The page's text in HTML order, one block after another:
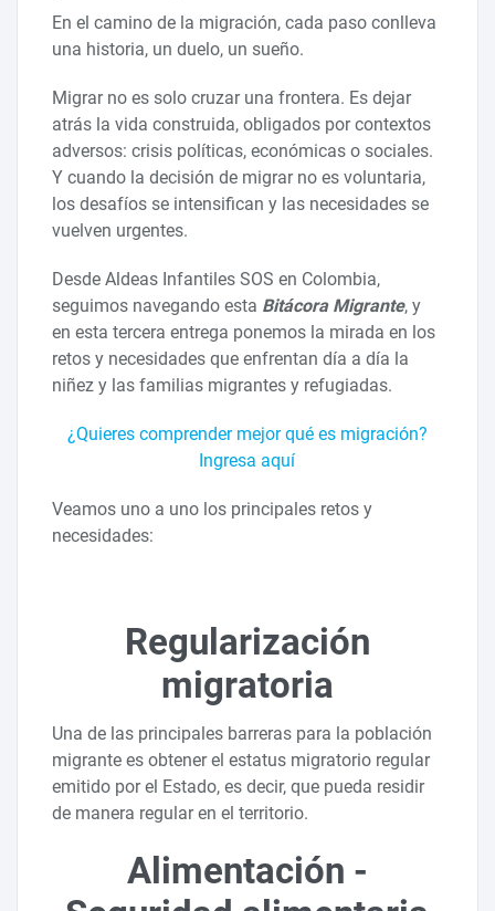
En el camino de la migración, cada paso conlleva
una historia, un duelo, un sueño.
Migrar no es solo cruzar una frontera. Es dejar
atrás la vida construida, obligados por contextos
adversos: crisis políticas, económicas o sociales.
Y cuando la decisión de migrar no es voluntaria,
los desafíos se intensifican y las necesidades se
vuelven urgentes.
Desde Aldeas Infantiles SOS en Colombia,
seguimos navegando esta Bitácora Migrante, y
en esta tercera entrega ponemos la mirada en los
retos y necesidades que enfrentan día a día la
niñez y las familias migrantes y refugiadas.
¿Quieres comprender mejor qué es migración?
Ingresa aquí
Veamos uno a uno los principales retos y
necesidades:
Regularización
migratoria
Una de las principales barreras para la población
migrante es obtener el estatus migratorio regular
emitido por el Estado, es decir, que pueda residir
de manera regular en el territorio.
Alimentación -